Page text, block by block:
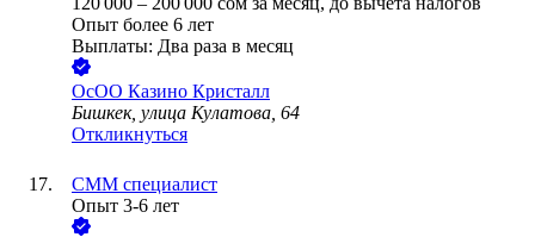
Опыт более 6 лет
Выплаты: Два раза в месяц
ОсОО Казино Кристалл
Бишкек, улица Кулатова, 64
Откликнуться
СММ специалист
Опыт 3-6 лет